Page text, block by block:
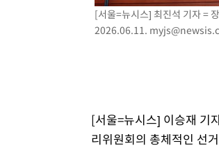
[속보]경찰, '홍명보 선임 논란' 대
[서울=뉴시스] 최진석 기자 =
2026.06.11.
[서울=뉴시스] 이승재 기
리위원회의 총체적인 선